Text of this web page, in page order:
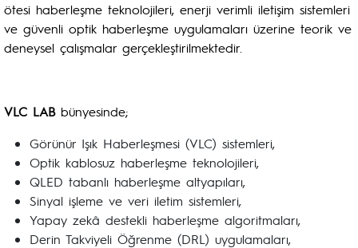
ötesi haberleşme teknolojileri, enerji verimli iletişim sistemleri
ve güvenli optik haberleşme uygulamaları üzerine teorik ve
deneysel çalışmalar gerçekleştirilmektedir.
VLC LABbünyesinde;
Görünür Işık Haberleşmesi (VLC) sistemleri,
Optik kablosuz haberleşme teknolojileri,
QLED tabanlı haberleşme altyapıları,
Sinyal işleme ve veri iletim sistemleri,
Yapay zekâ destekli haberleşme algoritmaları,
Derin Takviyeli Öğrenme (DRL) uygulamaları,